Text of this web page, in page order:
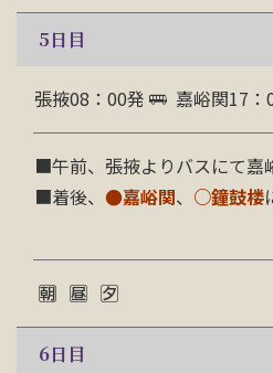
5日目
張掖08：00発 嘉峪関17：
■午前、張掖よりバスにて嘉
■着後、 ●嘉峪関、 ○鐘鼓楼
6日目